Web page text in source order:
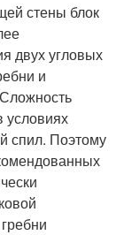
стены блок
двух угловых
и
условиях
спил. Поэтому